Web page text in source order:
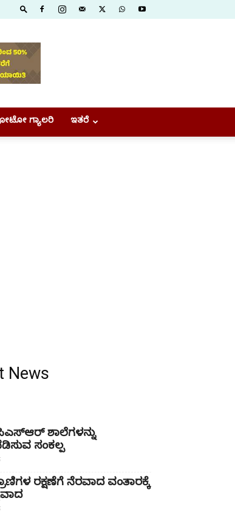
ಗ್ಯಾಲರಿ ಇತರೆ
News
ಶಾಲೆಗಳನ್ನು
ಸಂಕಲ್ಪ
ರಕ್ಷಣೆಗೆ ನೆರವಾದ ವಂತಾರಕ್ಕೆ